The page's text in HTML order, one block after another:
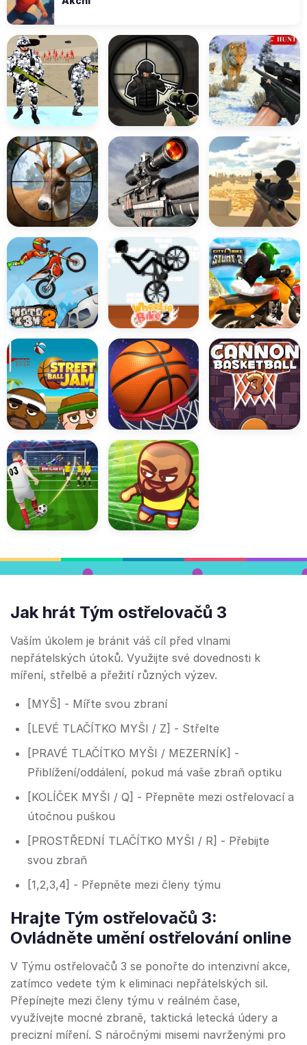
Jak hrát Tým ostřelovačů 3
Vaším úkolem je bránit váš cíl před vlnami
nepřátelských útoků. Využijte své dovednosti k
míření, střelbě a přežití různých výzev.
[MYŠ] - Mířte svou zbraní
[LEVÉ TLAČÍTKO MYŠI / Z] - Střelte
[PRAVÉ TLAČÍTKO MYŠI / MEZERNÍK] -
Přiblížení/oddálení, pokud má vaše zbraň optiku
[KOLÍČEK MYŠI / Q] - Přepněte mezi ostřelovací a
útočnou puškou
[PROSTŘEDNÍ TLAČÍTKO MYŠI / R] - Přebijte
svou zbraň
[1,2,3,4] - Přepněte mezi členy týmu
Hrajte Tým ostřelovačů 3:
Ovládněte umění ostřelování online
V Týmu ostřelovačů 3 se ponořte do intenzivní akce,
zatímco vedete tým k eliminaci nepřátelských sil.
Přepínejte mezi členy týmu v reálném čase,
využívejte mocné zbraně, taktická letecká údery a
precizní míření. S náročnými misemi navrženými pro